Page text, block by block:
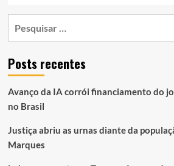
Posts recentes
Avanço da IA corrói financiamento do
no Brasil
Justiça abriu as urnas diante da
Marques